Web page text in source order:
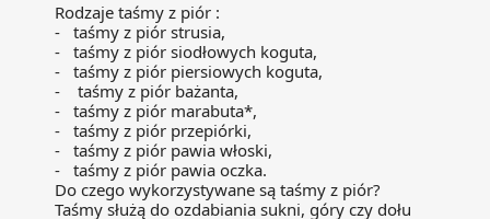
Rodzaje taśmy z piór :
- taśmy z piór strusia,
- taśmy z piór siodłowych koguta,
- taśmy z piór piersiowych koguta,
- taśmy z piór bażanta,
- taśmy z piór marabuta*,
- taśmy z piór przepiórki,
- taśmy z piór pawia włoski,
- taśmy z piór pawia oczka.
Do czego wykorzystywane są taśmy z piór?
Taśmy służą do ozdabiania sukni, góry czy dołu